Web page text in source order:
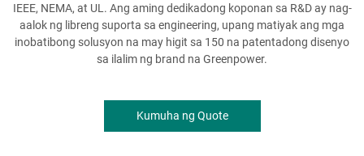
IEEE, NEMA, at UL. Ang aming dedikadong koponan sa R&D ay nag-
aalok ng libreng suporta sa engineering, upang matiyak ang mga
inobatibong solusyon na may higit sa 150 na patentadong disenyo
sa ilalim ng brand na Greenpower.
Kumuha ng Quote